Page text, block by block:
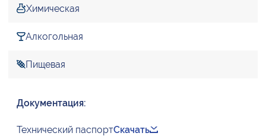
Химическая
Алкогольная
Пищевая
Документация:
Технический паспортСкачать